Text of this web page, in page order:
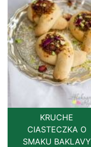
KRUCHE
CIASTECZKA O
SMAKU BAKLAVY